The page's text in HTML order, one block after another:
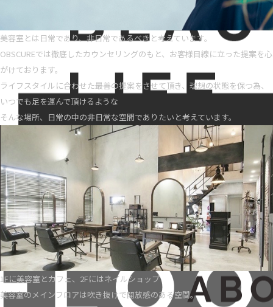
美容室とは日常であり、非日常であるべきと考えています。
OBSCUREでは徹底したカウンセリングのもと、お客様目線に立った提案を心
がけております。
ライフスタイルに合わせた最善の提案をさせて頂き、理想の状態を保つ為、
いつでも足を運んで頂けるような
そんな場所、日常の中の非日常な空間でありたいと考えています。
1Fに美容室とカフェ、2Fにはネイルショップ
美容室のメインフロアは吹き抜けで開放感のある空間。